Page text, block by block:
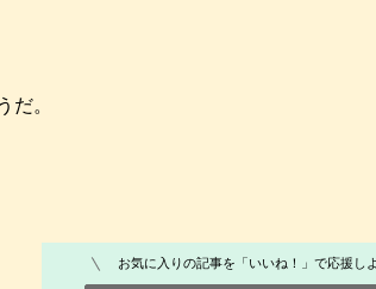
だ。
お気に入りの記事を「いいね！」で応援し